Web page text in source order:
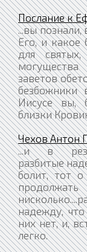
Послание к
...вы
Его, и какое
для
заветов
безбожники
Иисусе вы,
близки
Чехов Антон
...и в
разбитые
болит, тот
надежду,
них нет, и,
легко.